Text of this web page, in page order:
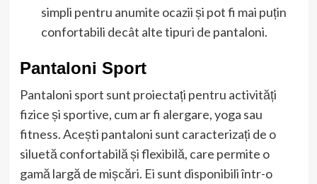
simpli pentru anumite ocazii și pot fi mai puțin
confortabili decât alte tipuri de pantaloni.
Pantaloni Sport
Pantaloni sport sunt proiectați pentru activități
fizice și sportive, cum ar fi alergare, yoga sau
fitness. Acești pantaloni sunt caracterizați de o
siluetă confortabilă și flexibilă, care permite o
gamă largă de mișcări. Ei sunt disponibili într-o